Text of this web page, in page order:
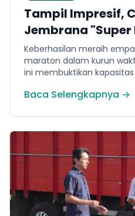
Tampil Impresif,
Jembrana "Super
4 Gelar Juara
Jawa
Keberhasilan meraih
maraton dalam kurun
ini membuktikan
dimiliki Jembrana di
Baca Selengkapnya →